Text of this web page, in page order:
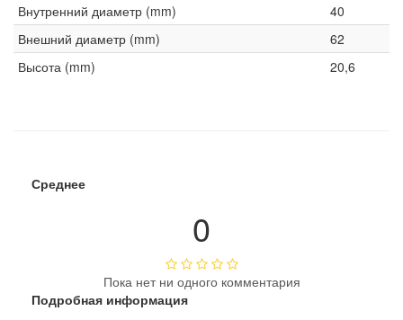
Внутренний диаметр (mm)
40
Внешний диаметр (mm)
62
Высота (mm)
20,6
Среднее
0
Пока нет ни одного комментария
Подробная информация